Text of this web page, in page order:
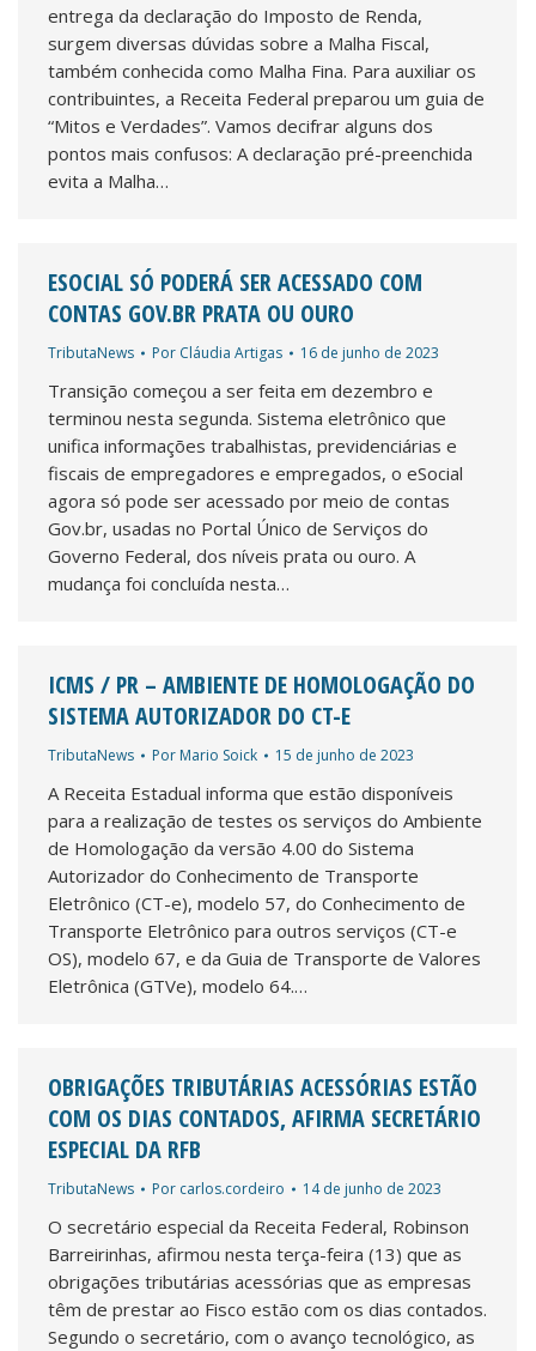
entrega da declaração do Imposto de Renda,
surgem diversas dúvidas sobre a Malha Fiscal,
também conhecida como Malha Fina. Para auxiliar os
contribuintes, a Receita Federal preparou um guia de
“Mitos e Verdades”. Vamos decifrar alguns dos
pontos mais confusos: A declaração pré-preenchida
evita a Malha…
ESOCIAL SÓ PODERÁ SER ACESSADO COM
CONTAS GOV.BR PRATA OU OURO
TributaNews Por Cláudia Artigas 16 de junho de 2023
Transição começou a ser feita em dezembro e
terminou nesta segunda. Sistema eletrônico que
unifica informações trabalhistas, previdenciárias e
fiscais de empregadores e empregados, o eSocial
agora só pode ser acessado por meio de contas
Gov.br, usadas no Portal Único de Serviços do
Governo Federal, dos níveis prata ou ouro. A
mudança foi concluída nesta…
ICMS / PR – AMBIENTE DE HOMOLOGAÇÃO DO
SISTEMA AUTORIZADOR DO CT-E
TributaNews Por Mario Soick 15 de junho de 2023
A Receita Estadual informa que estão disponíveis
para a realização de testes os serviços do Ambiente
de Homologação da versão 4.00 do Sistema
Autorizador do Conhecimento de Transporte
Eletrônico (CT-e), modelo 57, do Conhecimento de
Transporte Eletrônico para outros serviços (CT-e
OS), modelo 67, e da Guia de Transporte de Valores
Eletrônica (GTVe), modelo 64.…
OBRIGAÇÕES TRIBUTÁRIAS ACESSÓRIAS ESTÃO
COM OS DIAS CONTADOS, AFIRMA SECRETÁRIO
ESPECIAL DA RFB
TributaNews Por carlos.cordeiro 14 de junho de 2023
O secretário especial da Receita Federal, Robinson
Barreirinhas, afirmou nesta terça-feira (13) que as
obrigações tributárias acessórias que as empresas
têm de prestar ao Fisco estão com os dias contados.
Segundo o secretário, com o avanço tecnológico, as